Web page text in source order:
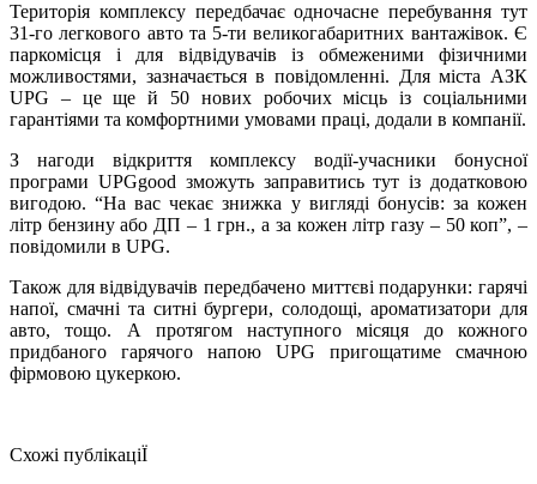
Територія комплексу передбачає одночасне перебування тут
31-го легкового авто та 5-ти великогабаритних вантажівок. Є
паркомісця і для відвідувачів із обмеженими фізичними
можливостями, зазначається в повідомленні. Для міста АЗК
UPG – це ще й 50 нових робочих місць із соціальними
гарантіями та комфортними умовами праці, додали в компанії.
З нагоди відкриття комплексу водії-учасники бонусної
програми UPGgood зможуть заправитись тут із додатковою
вигодою. “На вас чекає знижка у вигляді бонусів: за кожен
літр бензину або ДП – 1 грн., а за кожен літр газу – 50 коп”, –
повідомили в UPG.
Також для відвідувачів передбачено миттєві подарунки: гарячі
напої, смачні та ситні бургери, солодощі, ароматизатори для
авто, тощо. А протягом наступного місяця до кожного
придбаного гарячого напою UPG пригощатиме смачною
фірмовою цукеркою.
Схожі публікаціЇ